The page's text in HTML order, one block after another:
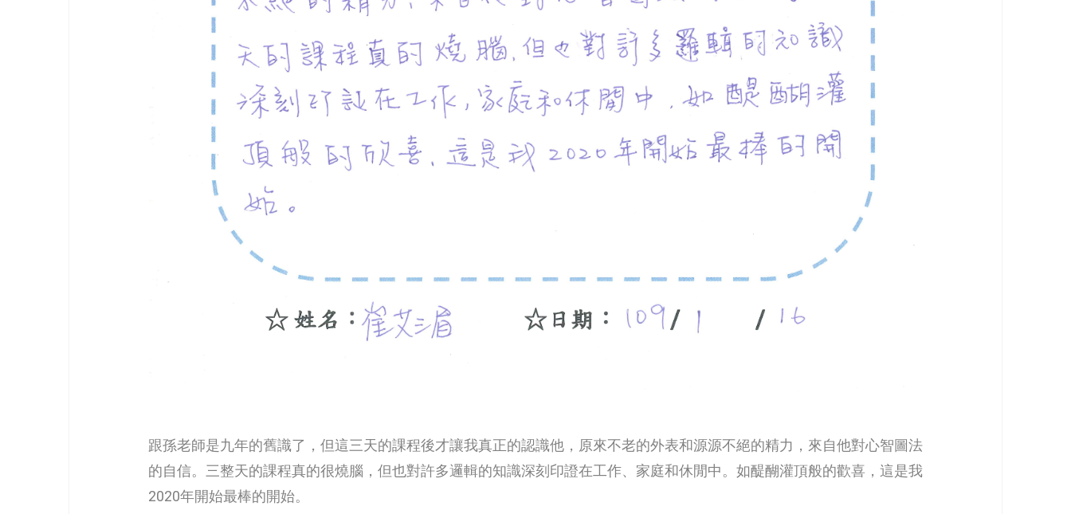
跟孫老師是九年的舊識了，但這三天的課程後才讓我真正的認識他，原來不老的外表和源源不絕的精力，來自他對心智圖法
的自信。三整天的課程真的很燒腦，但也對許多邏輯的知識深刻印證在工作、家庭和休閒中。如醍醐灌頂般的歡喜，這是我
2020年開始最棒的開始。